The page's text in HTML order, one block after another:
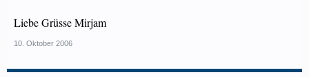
Liebe Grüsse Mirjam
10. Oktober 2006